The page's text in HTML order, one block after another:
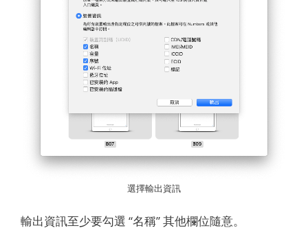
選擇輸出資訊
輸出資訊至少要勾選 “名稱” 其他欄位隨意。